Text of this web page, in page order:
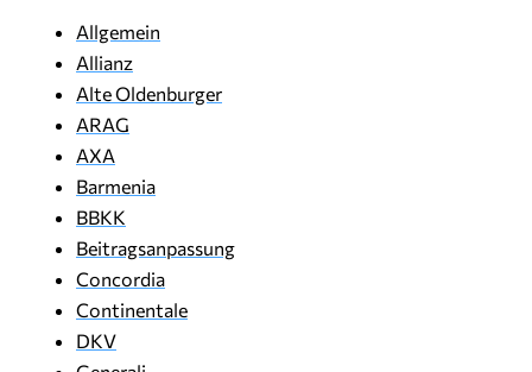
Allgemein
Allianz
Alte Oldenburger
ARAG
AXA
Barmenia
BBKK
Beitragsanpassung
Concordia
Continentale
DKV